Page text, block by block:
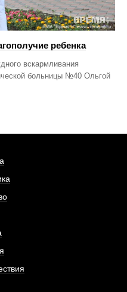
ребенка
вскармливания
больницы №40 Ольгой